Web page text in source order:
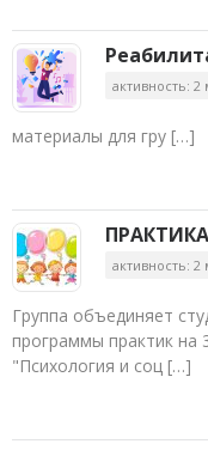
активность: 2
материалы для гру […]
ПРАКТИКА
активность: 2
Группа объединяет
программы практик на
"Психология и соц […]